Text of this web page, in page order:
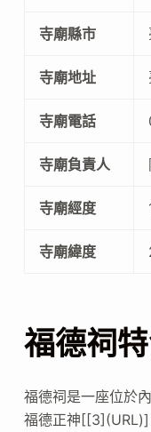
寺廟縣市
寺廟地址
寺廟電話
寺廟負責人
寺廟經度
寺廟緯度
福德祠
福德祠是一座位於
福德正神[[3](URL)]